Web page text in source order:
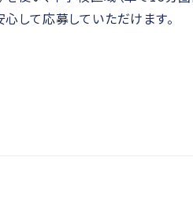
して応募していただけます。